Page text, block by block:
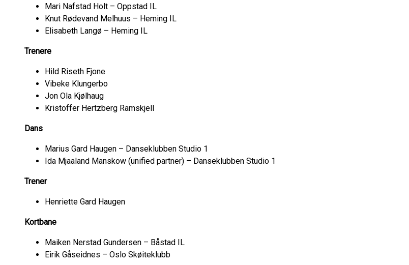
Mari Nafstad Holt – Oppstad IL
Knut Rødevand Melhuus – Heming IL
Elisabeth Langø – Heming IL
Trenere
Hild Riseth Fjone
Vibeke Klungerbo
Jon Ola Kjølhaug
Kristoffer Hertzberg Ramskjell
Dans
Marius Gard Haugen – Danseklubben Studio 1
Ida Mjaaland Manskow (unified partner) – Danseklubben Studio 1
Trener
Henriette Gard Haugen
Kortbane
Maiken Nerstad Gundersen – Båstad IL
Eirik Gåseidnes – Oslo Skøiteklubb